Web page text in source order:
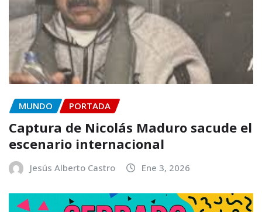
MUNDO PORTADA
Captura de Nicolás Maduro sacude el
escenario internacional
Jesús Alberto Castro Ene 3, 2026